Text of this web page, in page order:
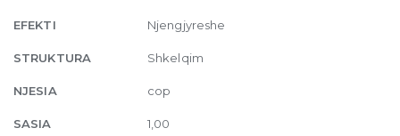
H
14
White
Glossy
EFEKTI Njengjyreshe
STRUKTURA Shkelqim
NJESIA cop
SASIA 1,00